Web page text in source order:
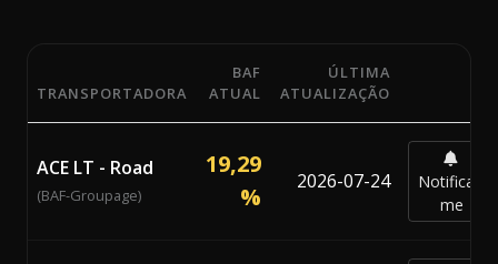
Percentagens atuais do Bunker Adjustment Factor
TRANSPORTADORA
BAF
ATUAL
ÚLTIMA
ATUALIZAÇÃO
ACE LT - Road
(BAF-Groupage)
19,29
%
2026-07-24
Notificar-
me